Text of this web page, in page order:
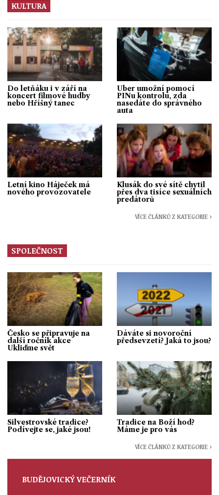
KULTURA
Do letňáku i v září na
koncert filmové hudby
nebo Hříšný tanec
Uber umožní pomocí
PINu kontrolu, zda
nasedáte do správného
auta
Letní kino Háječek má
nového provozovatele
Klusák do své sítě chytil
přes dva tisíce sexuálních
predátorů
VÍCE ČLÁNKŮ Z KATEGORIE ›
SPOLEČNOST
Česko se připravuje na
další ročník akce
Ukliďme svět
Dáváte si novoroční
předsevzetí? Jaká to jsou?
Silvestrovské tradice?
Podívejte se, jaké jsou!
Tradice na Boží hod?
Máme je pro vás
VÍCE ČLÁNKŮ Z KATEGORIE ›
BUDĚJOVICKÝ VEČERNÍK